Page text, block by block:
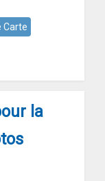
Carte
la